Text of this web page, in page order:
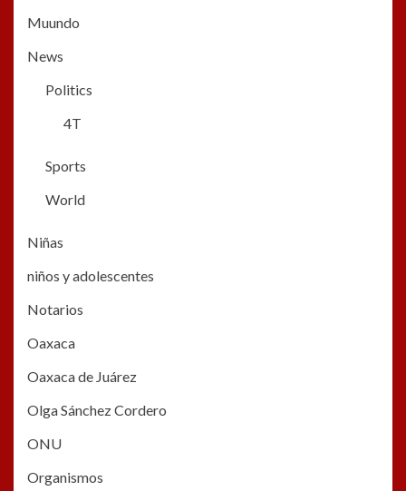
Muundo
News
Politics
4T
Sports
World
Niñas
niños y adolescentes
Notarios
Oaxaca
Oaxaca de Juárez
Olga Sánchez Cordero
ONU
Organismos